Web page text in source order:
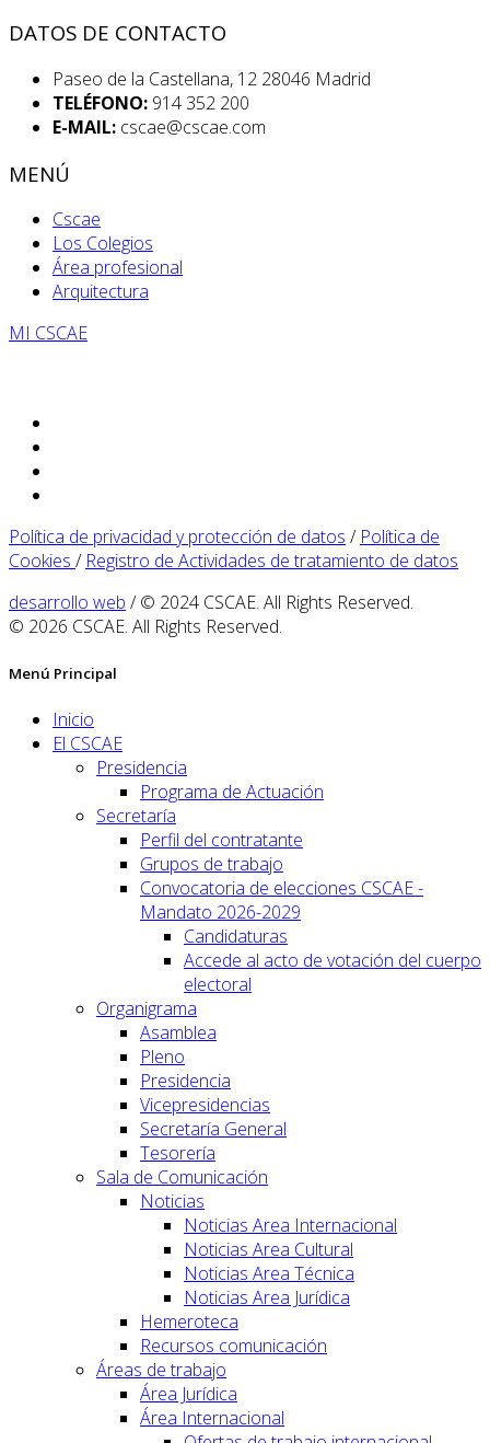
DATOS DE CONTACTO
Paseo de la Castellana, 12 28046 Madrid
TELÉFONO: 914 352 200
E-MAIL: cscae@cscae.com
MENÚ
Cscae
Los Colegios
Área profesional
Arquitectura
MI CSCAE
Política de privacidad y protección de datos / Política de
Cookies / Registro de Actividades de tratamiento de datos
desarrollo web / © 2024 CSCAE. All Rights Reserved.
© 2026 CSCAE. All Rights Reserved.
Menú Principal
Inicio
El CSCAE
Presidencia
Programa de Actuación
Secretaría
Perfil del contratante
Grupos de trabajo
Convocatoria de elecciones CSCAE -
Mandato 2026-2029
Candidaturas
Accede al acto de votación del cuerpo
electoral
Organigrama
Asamblea
Pleno
Presidencia
Vicepresidencias
Secretaría General
Tesorería
Sala de Comunicación
Noticias
Noticias Area Internacional
Noticias Area Cultural
Noticias Area Técnica
Noticias Area Jurídica
Hemeroteca
Recursos comunicación
Áreas de trabajo
Área Jurídica
Área Internacional